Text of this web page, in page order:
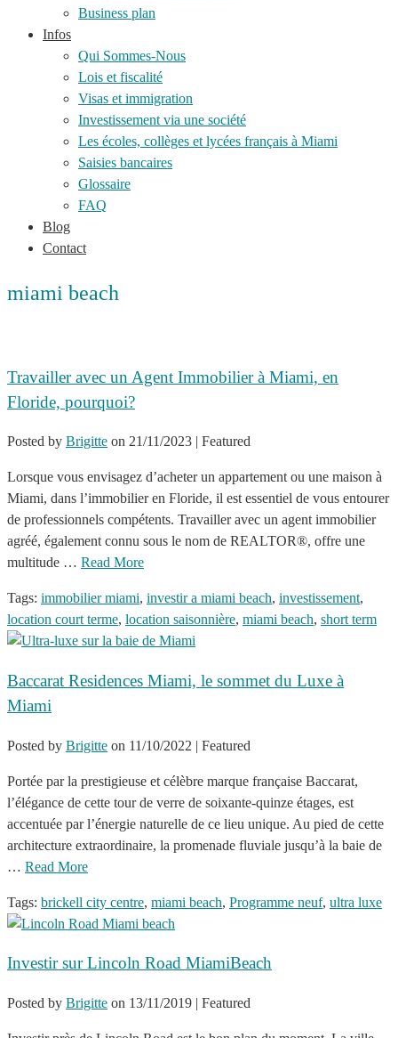
Business plan
Infos
Qui Sommes-Nous
Lois et fiscalité
Visas et immigration
Investissement via une société
Les écoles, collèges et lycées français à Miami
Saisies bancaires
Glossaire
FAQ
Blog
Contact
miami beach
Travailler avec un Agent Immobilier à Miami, en
Floride, pourquoi?
Posted by Brigitte on 21/11/2023 | Featured
Lorsque vous envisagez d’acheter un appartement ou une maison à
Miami, dans l’immobilier en Floride, il est essentiel de vous entourer
de professionnels compétents. Travailler avec un agent immobilier
agréé, également connu sous le nom de REALTOR®, offre une
multitude … Read More
Tags: immobilier miami, investir a miami beach, investissement,
location court terme, location saisonnière, miami beach, short term
Baccarat Residences Miami, le sommet du Luxe à
Miami
Posted by Brigitte on 11/10/2022 | Featured
Portée par la prestigieuse et célèbre marque française Baccarat,
l’élégance de cette tour de verre de soixante-quinze étages, est
accentuée par l’énergie naturelle de ce lieu unique. Au pied de cette
architecture extraordinaire, la promenade fluviale jusqu’à la baie de
… Read More
Tags: brickell city centre, miami beach, Programme neuf, ultra luxe
Investir sur Lincoln Road MiamiBeach
Posted by Brigitte on 13/11/2019 | Featured